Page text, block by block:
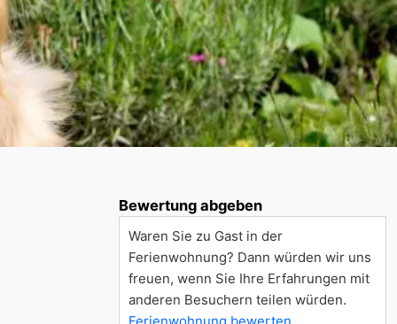
Bewertung abgeben
Waren Sie zu Gast in der
Ferienwohnung? Dann würden wir uns
freuen, wenn Sie Ihre Erfahrungen mit
anderen Besuchern teilen würden.